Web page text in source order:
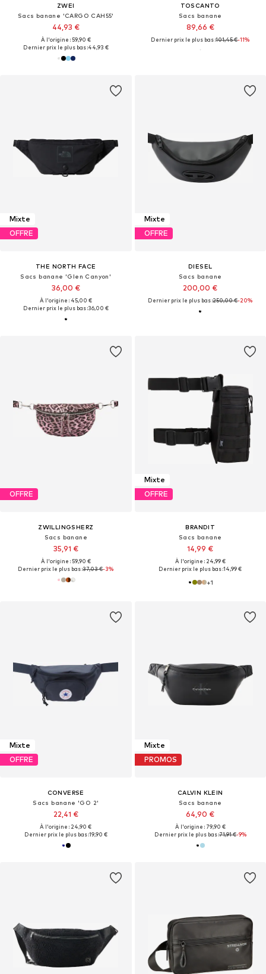
ZWEI
Sacs banane 'CARGO CAH55'
44,93 €
À l'origine : 59,90 €
Dernier prix le plus bas :44,93 €
TOSCANTO
Sacs banane
89,66 €
Dernier prix le plus bas :101,45 €-11%
Mixte
OFFRE
THE NORTH FACE
Sacs banane 'Glen Canyon'
36,00 €
À l'origine : 45,00 €
Dernier prix le plus bas :36,00 €
Mixte
OFFRE
DIESEL
Sacs banane
200,00 €
Dernier prix le plus bas :250,00 €-20%
OFFRE
ZWILLINGSHERZ
Sacs banane
35,91 €
À l'origine : 59,90 €
Dernier prix le plus bas :37,03 €-3%
Mixte
OFFRE
BRANDIT
Sacs banane
14,99 €
À l'origine : 24,99 €
Dernier prix le plus bas :14,99 €
+1
Mixte
OFFRE
CONVERSE
Sacs banane 'GO 2'
22,41 €
À l'origine : 24,90 €
Dernier prix le plus bas :19,90 €
Mixte
PROMOS
CALVIN KLEIN
Sacs banane
64,90 €
À l'origine : 79,90 €
Dernier prix le plus bas :71,91 €-9%